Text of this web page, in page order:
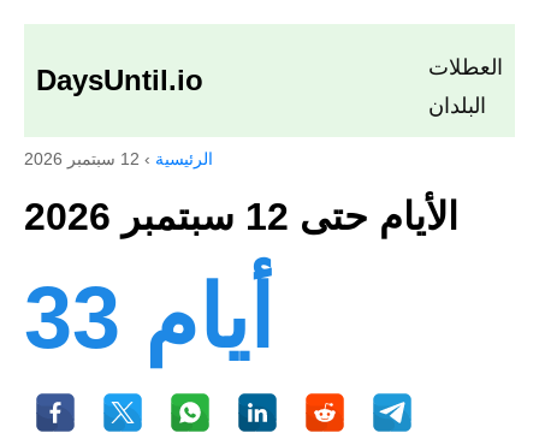
DaysUntil.io
العطلات
البلدان
الرئيسية › 12 سبتمبر 2026
الأيام حتى 12 سبتمبر 2026
33 أيام